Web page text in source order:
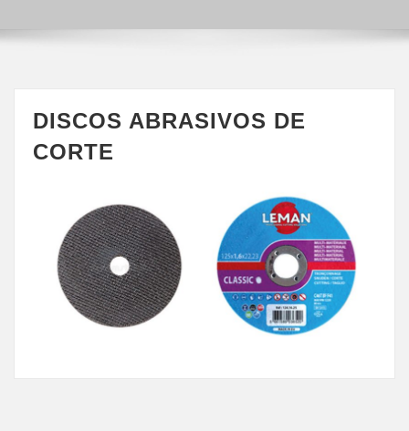
DISCOS ABRASIVOS DE
CORTE